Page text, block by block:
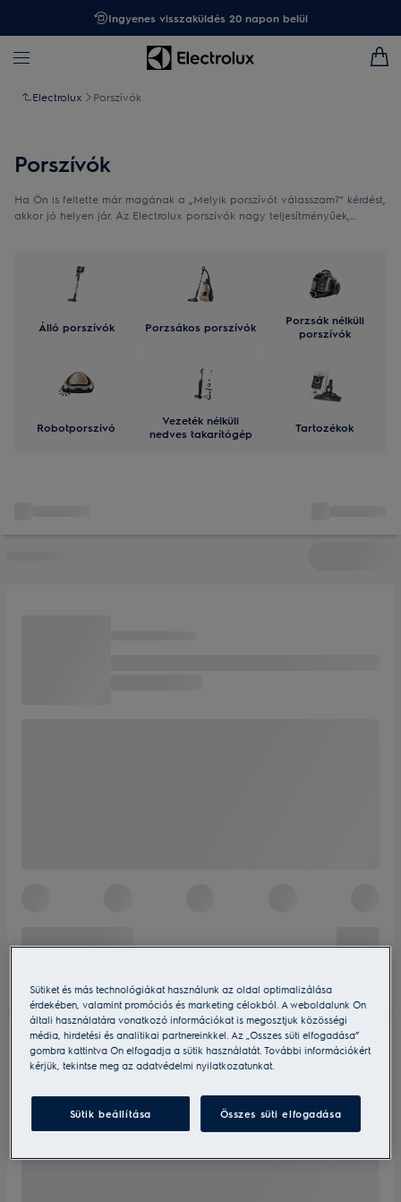
Ingyenes visszaküldés 20 napon belül
Electrolux Porszívók
Porszívók
Ha Ön is feltette már magának a „Melyik porszívót válasszam?” kérdést,
akkor jó helyen jár. Az Electrolux porszívók nagy teljesítményűek,
legjobban illő modellt!
Álló porszívók Porzsákos porszívók
Porzsák nélküli
porszívók
Robotporszívó
Vezeték nélküli
nedves takarítógép
Tartozékok
Sütiket és más technológiákat használunk az oldal optimalizálása
érdekében, valamint promóciós és marketing célokból. A weboldalunk Ön
általi használatára vonatkozó információkat is megosztjuk közösségi
média, hirdetési és analitikai partnereinkkel. Az „Összes süti elfogadása”
gombra kattintva Ön elfogadja a sütik használatát. További információkért
kérjük, tekintse meg az adatvédelmi nyilatkozatunkat.
Sütik beállítása Összes süti elfogadása